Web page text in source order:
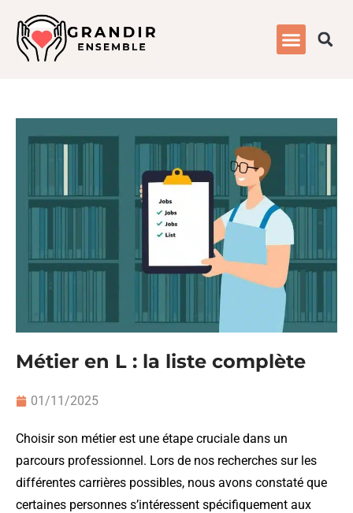
Métier en L : la liste complète
01/11/2025
Choisir son métier est une étape cruciale dans un
parcours professionnel. Lors de nos recherches sur les
différentes carrières possibles, nous avons constaté que
certaines personnes s’intéressent spécifiquement aux